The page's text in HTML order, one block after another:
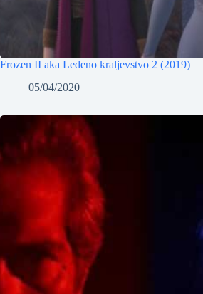
Frozen II aka Ledeno kraljevstvo 2 (2019)
05/04/2020